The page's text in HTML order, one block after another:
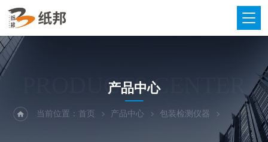
PRODUCTS CENTER
产品中心
当前位置：首页 产品中心 包装检测仪器 纸板耐破